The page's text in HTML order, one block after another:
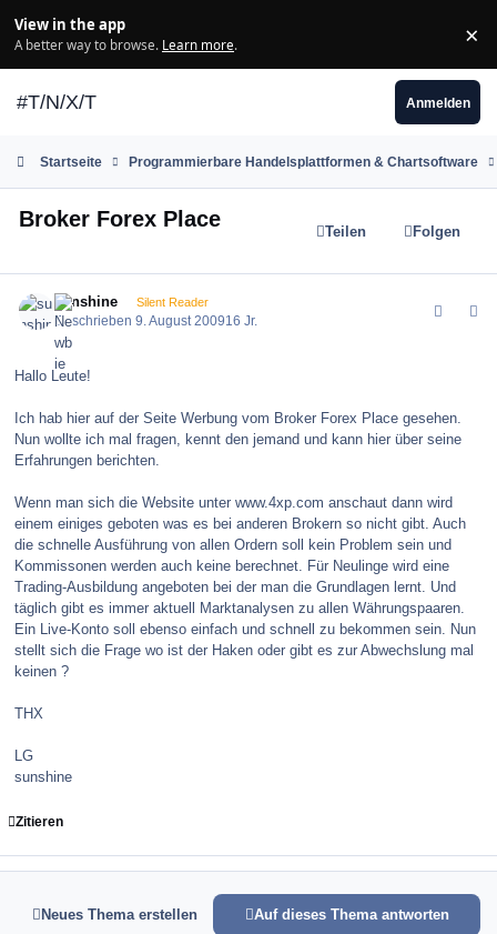
View in the app
A better way to browse. Learn more. ×
#T/N/X/T Anmelden
Startseite Programmierbare Handelsplattformen & Chartsoftware
Broker Forex Place Teilen Folgen
sunshine Silent Reader
Geschrieben9. August 200916 Jr.
Hallo Leute!
Ich hab hier auf der Seite Werbung vom Broker Forex Place gesehen.
Nun wollte ich mal fragen, kennt den jemand und kann hier über seine
Erfahrungen berichten.
Wenn man sich die Website unter www.4xp.com anschaut dann wird
einem einiges geboten was es bei anderen Brokern so nicht gibt. Auch
die schnelle Ausführung von allen Ordern soll kein Problem sein und
Kommissonen werden auch keine berechnet. Für Neulinge wird eine
Trading-Ausbildung angeboten bei der man die Grundlagen lernt. Und
täglich gibt es immer aktuell Marktanalysen zu allen Währungspaaren.
Ein Live-Konto soll ebenso einfach und schnell zu bekommen sein. Nun
stellt sich die Frage wo ist der Haken oder gibt es zur Abwechslung mal
keinen ?
THX
LG
sunshine
Zitieren
Neues Thema erstellen Auf dieses Thema antworten